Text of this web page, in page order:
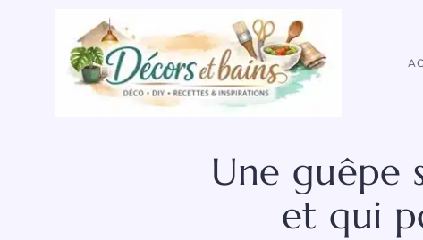
Une guêpe
et qui